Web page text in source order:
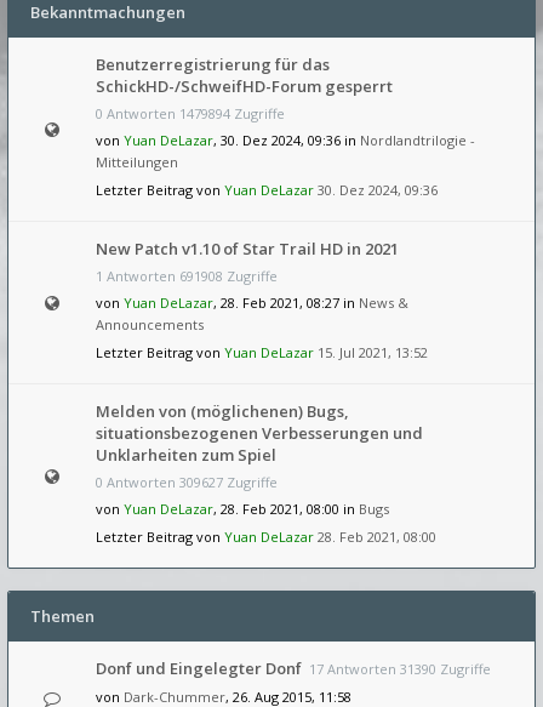
Bekanntmachungen
Benutzerregistrierung für das
SchickHD-/SchweifHD-Forum gesperrt
0 Antworten 1479894 Zugriffe
von Yuan DeLazar, 30. Dez 2024, 09:36 in Nordlandtrilogie -
Mitteilungen
Letzter Beitrag von Yuan DeLazar 30. Dez 2024, 09:36
New Patch v1.10 of Star Trail HD in 2021
1 Antworten 691908 Zugriffe
von Yuan DeLazar, 28. Feb 2021, 08:27 in News &
Announcements
Letzter Beitrag von Yuan DeLazar 15. Jul 2021, 13:52
Melden von (möglichenen) Bugs,
situationsbezogenen Verbesserungen und
Unklarheiten zum Spiel
0 Antworten 309627 Zugriffe
von Yuan DeLazar, 28. Feb 2021, 08:00 in Bugs
Letzter Beitrag von Yuan DeLazar 28. Feb 2021, 08:00
Themen
Donf und Eingelegter Donf 17 Antworten 31390 Zugriffe
von Dark-Chummer, 26. Aug 2015, 11:58